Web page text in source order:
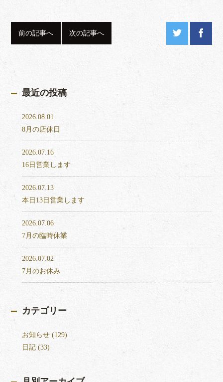
前の記事へ 次の記事へ
最近の投稿
2026.08.01
8月の店休日
2026.07.16
16日営業します
2026.07.13
本日13日営業します
2026.07.06
7月の臨時休業
2026.07.02
7月のお休み
カテゴリー
お知らせ (129)
日記 (33)